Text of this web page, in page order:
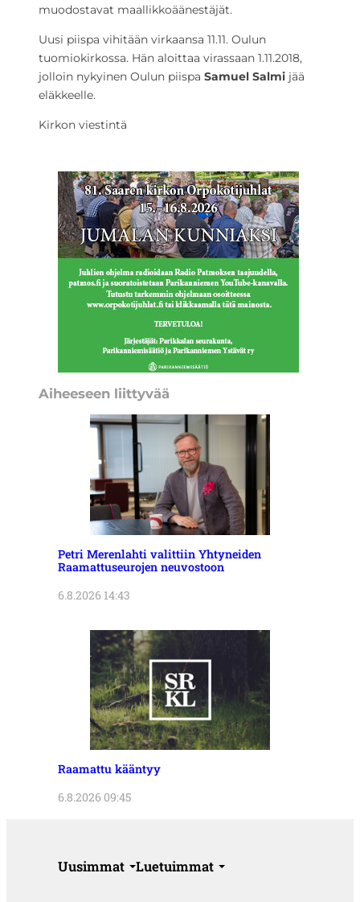
muodostavat maallikkoäänestäjät.
Uusi piispa vihitään virkaansa 11.11. Oulun
tuomiokirkossa. Hän aloittaa virassaan 1.11.2018,
jolloin nykyinen Oulun piispa Samuel Salmi jää
eläkkeelle.
Kirkon viestintä
Aiheeseen liittyvää
Petri Merenlahti valittiin Yhtyneiden
Raamattuseurojen neuvostoon
6.8.2026 14:43
Raamattu kääntyy
6.8.2026 09:45
Uusimmat Luetuimmat